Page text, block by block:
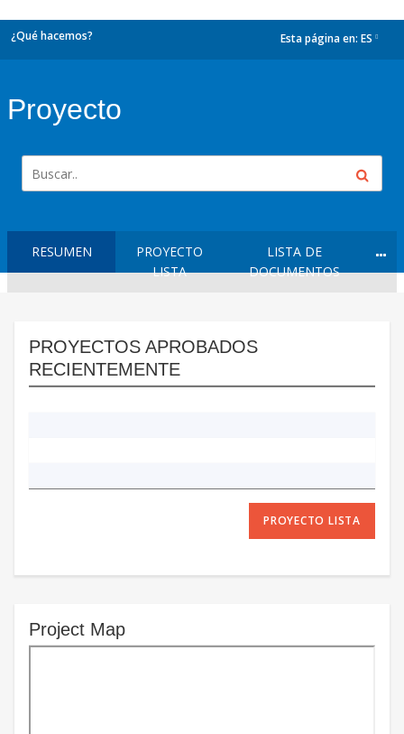
¿Qué hacemos? Esta página en: ES
Proyecto
RESUMEN
PROYECTO
LISTA
LISTA DE
DOCUMENTOS
PROYECTOS APROBADOS
RECIENTEMENTE
PROYECTO LISTA
Project Map